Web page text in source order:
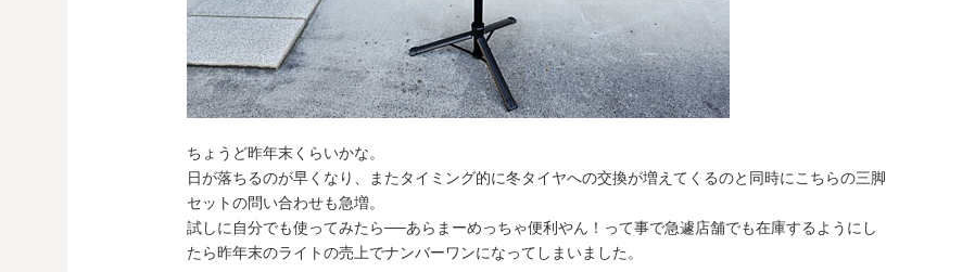
ちょうど昨年末くらいかな。
日が落ちるのが早くなり、またタイミング的に冬タイヤへの交換が増えてくるのと同時にこちらの三脚
セットの問い合わせも急増。
試しに自分でも使ってみたら──あらまーめっちゃ便利やん！って事で急遽店舗でも在庫するようにし
たら昨年末のライトの売上でナンバーワンになってしまいました。